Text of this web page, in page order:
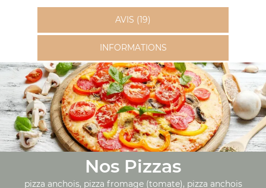
AVIS (19)
INFORMATIONS
Nos Pizzas
pizza anchois, pizza fromage (tomate), pizza anchois